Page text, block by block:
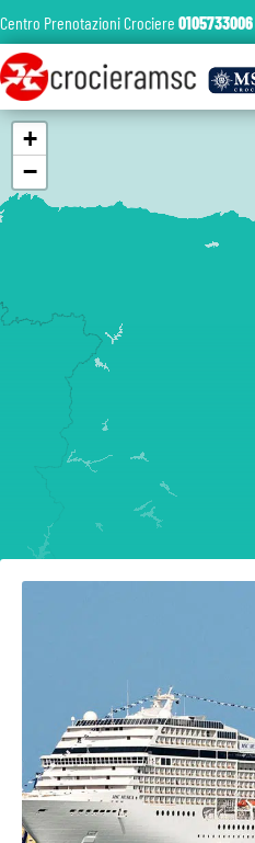
+
−
Centro Prenotazioni Crociere 0105733006